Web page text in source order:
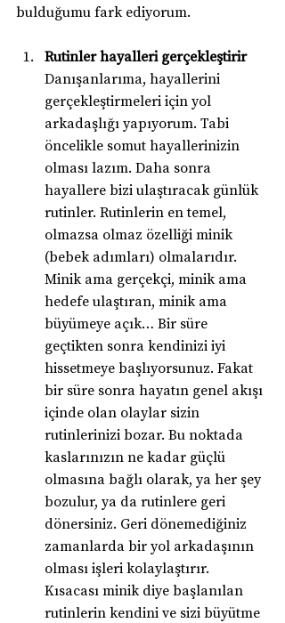
bulduğumu fark ediyorum.
Rutinler hayalleri gerçekleştirir
Danışanlarıma, hayallerini
gerçekleştirmeleri için yol
arkadaşlığı yapıyorum. Tabi
öncelikle somut hayallerinizin
olması lazım. Daha sonra
hayallere bizi ulaştıracak günlük
rutinler. Rutinlerin en temel,
olmazsa olmaz özelliği minik
(bebek adımları) olmalarıdır.
Minik ama gerçekçi, minik ama
hedefe ulaştıran, minik ama
büyümeye açık… Bir süre
geçtikten sonra kendinizi iyi
hissetmeye başlıyorsunuz. Fakat
bir süre sonra hayatın genel akışı
içinde olan olaylar sizin
rutinlerinizi bozar. Bu noktada
kaslarınızın ne kadar güçlü
olmasına bağlı olarak, ya her şey
bozulur, ya da rutinlere geri
dönersiniz. Geri dönemediğiniz
zamanlarda bir yol arkadaşının
olması işleri kolaylaştırır.
Kısacası minik diye başlanılan
rutinlerin kendini ve sizi büyütme